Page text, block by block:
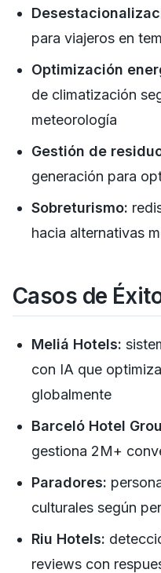
para viajeros en
Optimización
de climatización
meteorología
Gestión de
generación para
Sobreturismo:
hacia alternativas
Casos de
Meliá Hotels:
con IA que
globalmente
Barceló Hotel
gestiona 2M+
Paradores:
culturales según
Riu Hotels:
reviews con